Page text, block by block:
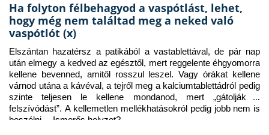
Ha folyton félbehagyod a vaspótlást, lehet,
hogy még nem találtad meg a neked való
vaspótlót (x)
Elszántan hazatérsz a patikából a vastablettával, de pár nap
után elmegy a kedved az egésztől, mert reggelente éhgyomorra
kellene bevenned, amitől rosszul leszel. Vagy órákat kellene
várnod utána a kávéval, a tejről meg a kalciumtablettádról pedig
szinte teljesen le kellene mondanod, mert „gátolják a
felszívódást”. A kellemetlen mellékhatásokról pedig jobb nem is
beszélni… Ismerős helyzet?